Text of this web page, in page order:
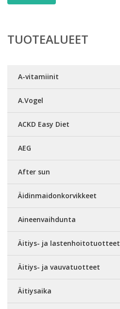
TUOTEALUEET
A-vitamiinit
A.Vogel
ACKD Easy Diet
AEG
After sun
Äidinmaidonkorvikkeet
Aineenvaihdunta
Äitiys- ja lastenhoitotuotteet
Äitiys- ja vauvatuotteet
Äitiysaika